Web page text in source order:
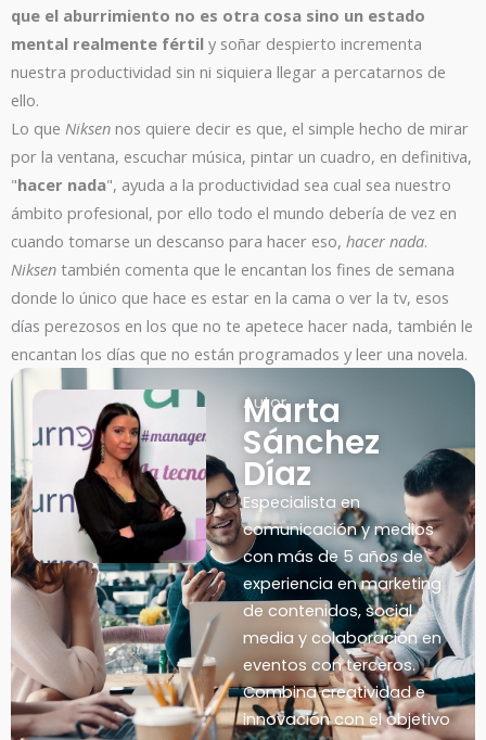
que el aburrimiento no es otra cosa sino un estado
mental realmente fértil y soñar despierto incrementa
nuestra productividad sin ni siquiera llegar a percatarnos de
ello.
Lo que Niksen nos quiere decir es que, el simple hecho de mirar
por la ventana, escuchar música, pintar un cuadro, en definitiva,
"hacer nada", ayuda a la productividad sea cual sea nuestro
ámbito profesional, por ello todo el mundo debería de vez en
cuando tomarse un descanso para hacer eso, hacer nada.
Niksen también comenta que le encantan los fines de semana
donde lo único que hace es estar en la cama o ver la tv, esos
días perezosos en los que no te apetece hacer nada, también le
encantan los días que no están programados y leer una novela.
Autor
Marta
Sánchez
Díaz
Especialista en
comunicación y medios
con más de 5 años de
experiencia en marketing
de contenidos, social
media y colaboración en
eventos con terceros.
Combina creatividad e
innovación con el objetivo